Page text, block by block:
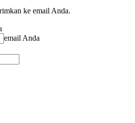
ke email Anda.
email Anda